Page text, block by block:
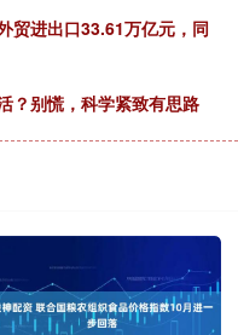
贸进出口33.61万亿元，同
？别慌，科学紧致有思路